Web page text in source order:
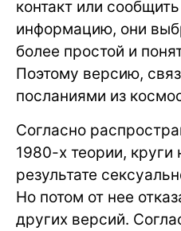
контакт или
информацию, они
более простой и
Поэтому версию,
посланиями из
Согласно
1980-х теории, круги
результате
Но потом от нее
других версий.